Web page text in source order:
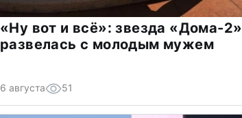
«Ну вот и всё»: звезда «Дома-2»
развелась с молодым мужем
6 августа 51